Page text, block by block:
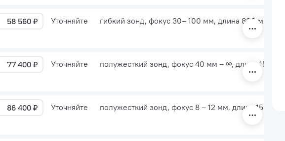
58 560 ₽ Уточняйте гибкий зонд, фокус 30– 100 мм, длина 800 мм
77 400 ₽ Уточняйте полужесткий зонд, фокус 40 мм – ∞, длина 1500 мм
86 400 ₽ Уточняйте полужесткий зонд, фокус 8 – 12 мм, длина 1500 мм